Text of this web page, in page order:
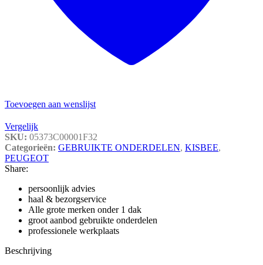
Toevoegen aan wenslijst
Vergelijk
SKU: 05373C00001F32
Categorieën: GEBRUIKTE ONDERDELEN, KISBEE,
PEUGEOT
Share:
persoonlijk advies
haal & bezorgservice
Alle grote merken onder 1 dak
groot aanbod gebruikte onderdelen
professionele werkplaats
Beschrijving